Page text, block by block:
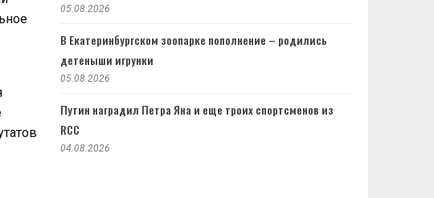
05.08.2026
В Екатеринбургском зоопарке пополнение – родились
детеныши игрунки
05.08.2026
Путин наградил Петра Яна и еще троих спортсменов из
RCC
04.08.2026